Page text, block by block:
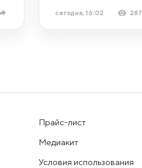
сегодня, 16:02 287
Прайс-лист
Медиакит
Условия использования